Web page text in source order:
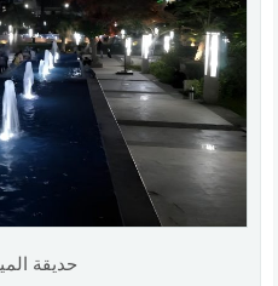
حديقة